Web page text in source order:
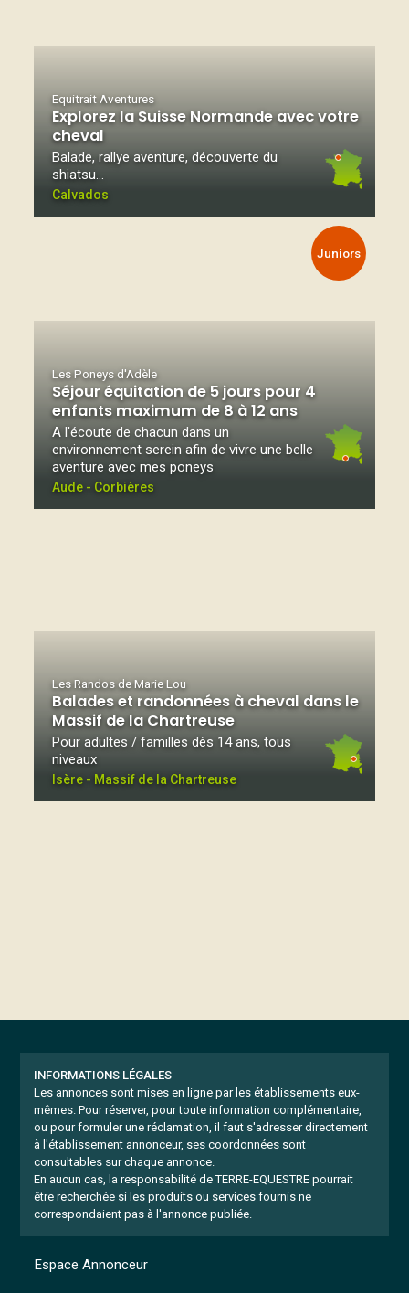
Equitrait Aventures
Explorez la Suisse Normande avec votre
cheval
Balade, rallye aventure, découverte du
shiatsu…
Calvados
Juniors
Les Poneys d'Adèle
Séjour équitation de 5 jours pour 4
enfants maximum de 8 à 12 ans
A l'écoute de chacun dans un
environnement serein afin de vivre une belle
aventure avec mes poneys
Aude - Corbières
Les Randos de Marie Lou
Balades et randonnées à cheval dans le
Massif de la Chartreuse
Pour adultes / familles dès 14 ans, tous
niveaux
Isère - Massif de la Chartreuse
INFORMATIONS LÉGALES
Les annonces sont mises en ligne par les établissements eux-
mêmes. Pour réserver, pour toute information complémentaire,
ou pour formuler une réclamation, il faut s'adresser directement
à l'établissement annonceur, ses coordonnées sont
consultables sur chaque annonce.
En aucun cas, la responsabilité de TERRE-EQUESTRE pourrait
être recherchée si les produits ou services fournis ne
correspondaient pas à l'annonce publiée.
Espace Annonceur